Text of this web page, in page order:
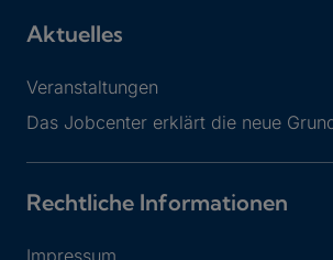
Aktuelles
Veranstaltungen
Das Jobcenter erklärt die neue
Rechtliche Informationen
Impressum